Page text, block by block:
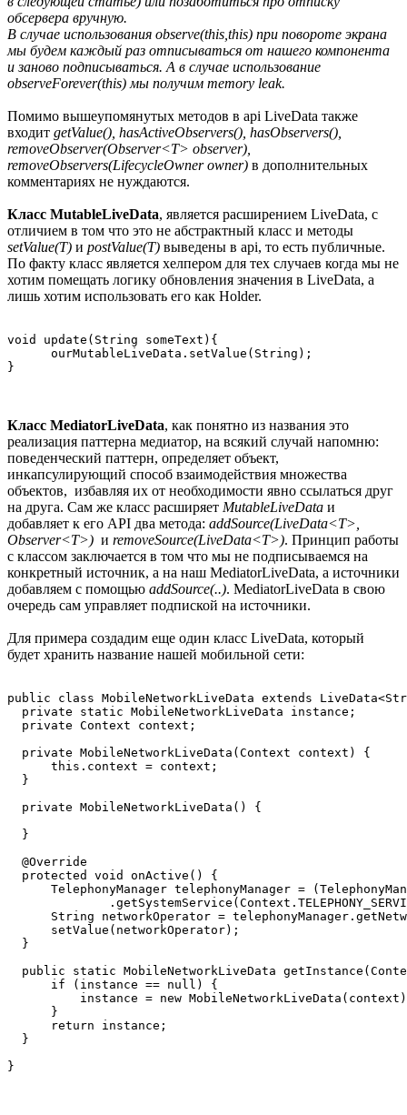
обсервера вручную.
В случае использования observe(this,this) при повороте экрана
мы будем каждый раз отписываться от нашего компонента
и заново подписываться. А в случае использование
observeForever(this) мы получим memory leak.
Помимо вышеупомянутых методов в api LiveData также
входит getValue(), hasActiveObservers(), hasObservers(),
removeObserver(Observer<T> observer),
removeObservers(LifecycleOwner owner) в дополнительных
комментариях не нуждаются.
Класс MutableLiveData, является расширением LiveData, с
отличием в том что это не абстрактный класс и методы
setValue(T) и postValue(T) выведены в api, то есть публичные.
По факту класс является хелпером для тех случаев когда мы не
хотим помещать логику обновления значения в LiveData, а
лишь хотим использовать его как Holder.
void update(String someText){
ourMutableLiveData.setValue(String);
Класс MediatorLiveData, как понятно из названия это
реализация паттерна медиатор, на всякий случай напомню:
поведенческий паттерн, определяет объект,
инкапсулирующий способ взаимодействия множества
объектов, избавляя их от необходимости явно ссылаться друг
на друга. Сам же класс расширяет MutableLiveData и
добавляет к его API два метода: addSource(LiveData<T>,
Observer<T>) и removeSource(LiveData<T>). Принцип работы
с классом заключается в том что мы не подписываемся на
конкретный источник, а на наш MediatorLiveData, а источники
добавляем с помощью addSource(..). MediatorLiveData в свою
очередь сам управляет подпиской на источники.
Для примера создадим еще один класс LiveData, который
будет хранить название нашей мобильной сети:
public class MobileNetworkLiveData extends
private static MobileNetworkLiveData instance;
private Context context;
private MobileNetworkLiveData(Context context) {
this.context = context;
}
private MobileNetworkLiveData() {
}
@Override
protected void onActive() {
TelephonyManager telephonyManager =
String networkOperator =
setValue(networkOperator);
}
public static MobileNetworkLiveData
if (instance == null) {
instance = new
}
return instance;
}
}